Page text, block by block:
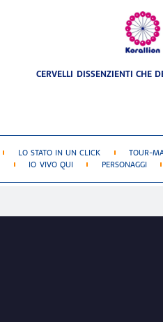
CERVELLI DISSENZIENTI CHE
LO STATO IN UN CLICK TOUR-
IO VIVO QUI PERSONAGGI